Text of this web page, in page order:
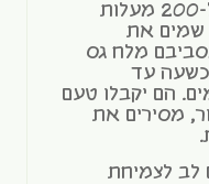
מחממים תנור ל-200 מעלות
שמים את
מלח גס
כשעה עד
הם יקבלו טעם
מסירים את
לב לצמיחת